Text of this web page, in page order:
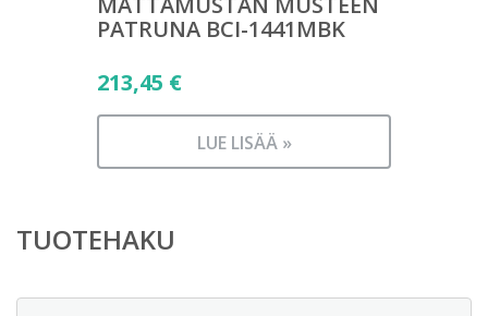
PATRUNA BCI-1441MBK
213,45 €
LUE LISÄÄ »
TUOTEHAKU